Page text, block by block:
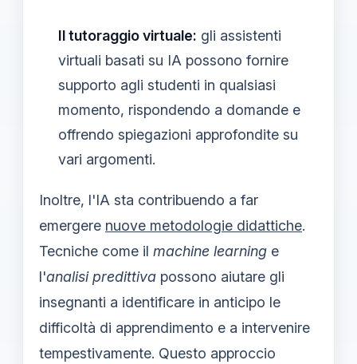
Il tutoraggio virtuale: gli assistenti
virtuali basati su IA possono fornire
supporto agli studenti in qualsiasi
momento, rispondendo a domande e
offrendo spiegazioni approfondite su
vari argomenti.
Inoltre, l'IA sta contribuendo a far
emergere nuove metodologie didattiche.
Tecniche come il machine learning e
l'analisi predittiva possono aiutare gli
insegnanti a identificare in anticipo le
difficoltà di apprendimento e a intervenire
tempestivamente. Questo approccio